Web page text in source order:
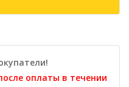
оплаты в течении